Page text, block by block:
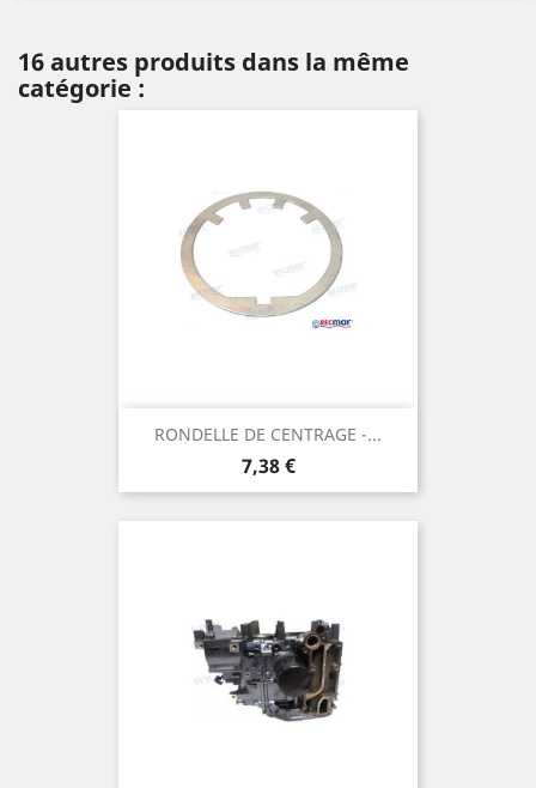
16 autres produits dans la même
catégorie :
RONDELLE DE CENTRAGE -...
Prix
7,38 €